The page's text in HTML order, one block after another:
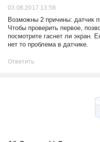
03.08.2017 13:58
Возможны 2 причины: датчик
Чтобы проверить первое,
посмотрите гаснет ли экран.
нет то проблема в датчике.
Ответить